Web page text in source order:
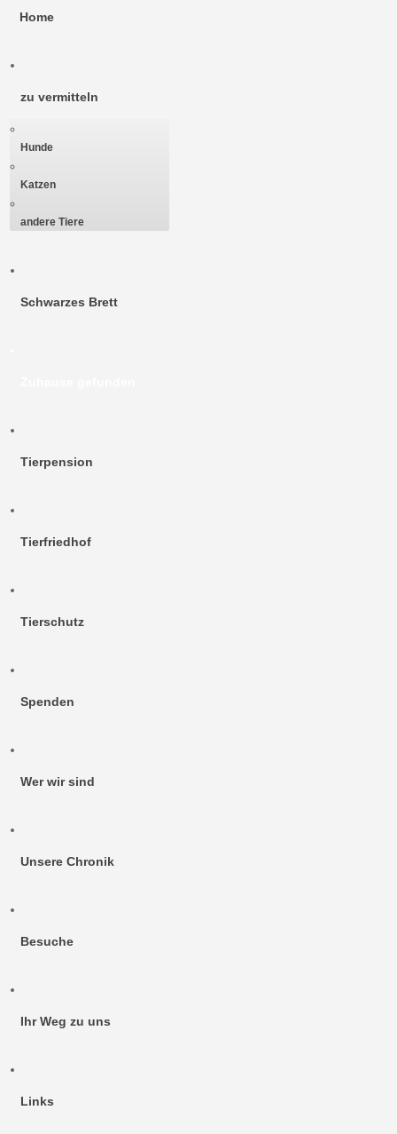
Home
zu vermitteln
Hunde
Katzen
andere Tiere
Schwarzes Brett
Tierpension
Tierfriedhof
Tierschutz
Spenden
Wer wir sind
Unsere Chronik
Besuche
Ihr Weg zu uns
Links